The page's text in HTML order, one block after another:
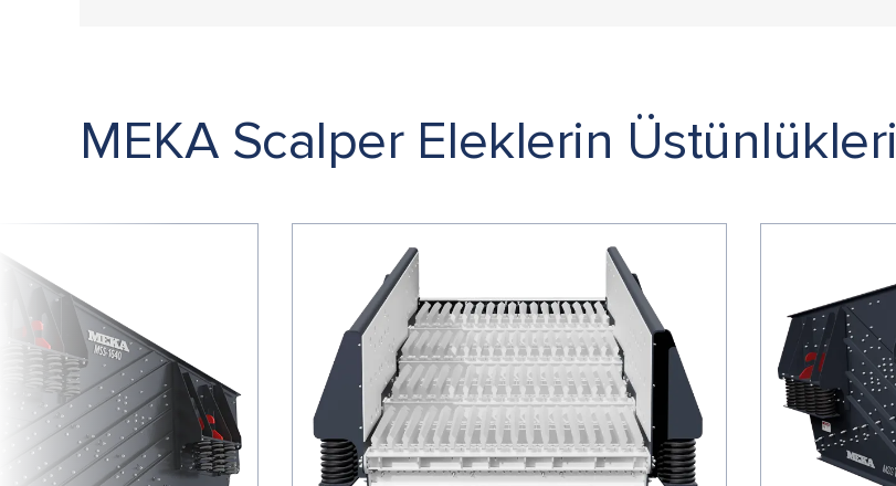
MEKA Scalper Eleklerin Üstünlükleri